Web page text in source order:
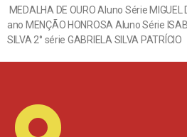
MEDALHA DE OURO Aluno Série MIGUEL
ano MENÇÃO HONROSA Aluno Série
SILVA 2° série GABRIELA SILVA PATRÍCIO